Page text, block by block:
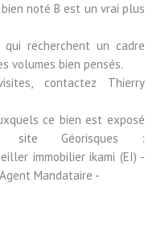
noté B est un vrai plus
recherchent un cadre
volumes bien pensés.
contactez Thierry
ce bien est exposé
Géorisques :
immobilier ikami (EI) -
Mandataire -